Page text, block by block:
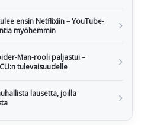
ensin Netflixiin – YouTube-
myöhemmin
Man-rooli paljastui –
tulevaisuudelle
lausetta, joilla